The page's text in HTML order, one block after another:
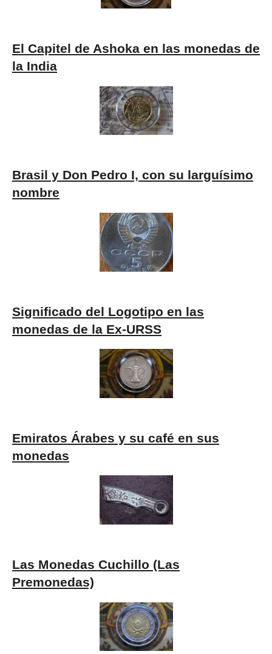
El Capitel de Ashoka en las monedas de
la India
Brasil y Don Pedro I, con su larguísimo
nombre
Significado del Logotipo en las
monedas de la Ex-URSS
Emiratos Árabes y su café en sus
monedas
Las Monedas Cuchillo (Las
Premonedas)